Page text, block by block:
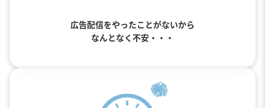
広告配信をやったことがないから
なんとなく不安・・・